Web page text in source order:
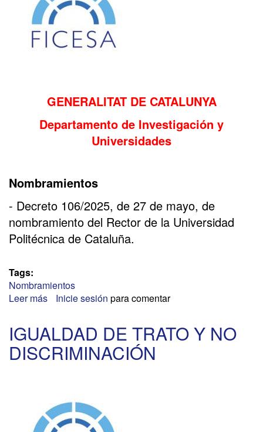
GENERALITAT DE CATALUNYA
Departamento de Investigación y
Universidades
Nombramientos
- Decreto 106/2025, de 27 de mayo, de
nombramiento del Rector de la Universidad
Politécnica de Cataluña.
Tags:
Nombramientos
Leer más sobre
DE
CATALUÑA
Inicie sesión para comentar
IGUALDAD DE TRATO Y NO
DISCRIMINACIÓN